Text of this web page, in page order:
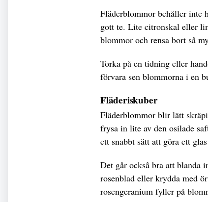
Fläderblommor behåller inte
gott te. Lite citronskal eller
blommor och rensa bort så
Torka på en tidning eller
förvara sen blommorna i en
Fläderiskuber
Fläderblommor blir lätt
frysa in lite av den osilade
ett snabbt sätt att göra ett
Det går också bra att blanda
rosenblad eller krydda med
rosengeranium fyller på